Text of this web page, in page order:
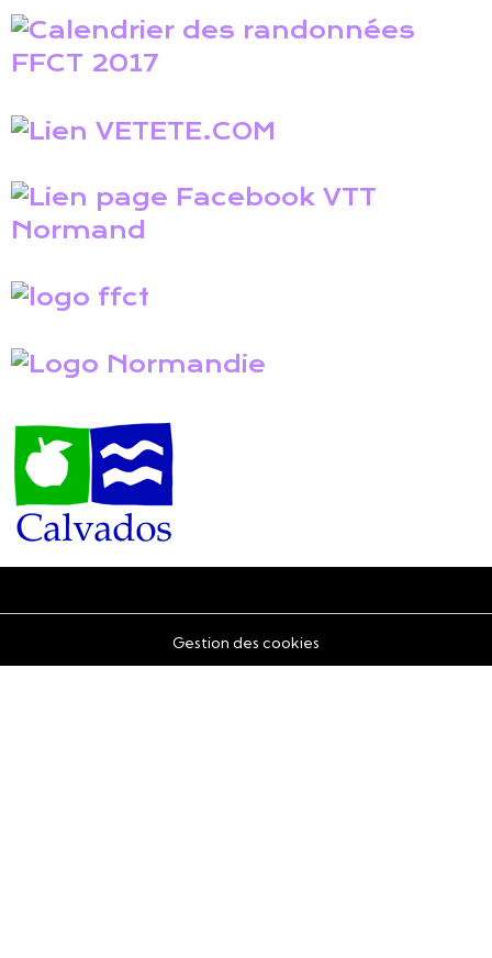
Gestion des cookies